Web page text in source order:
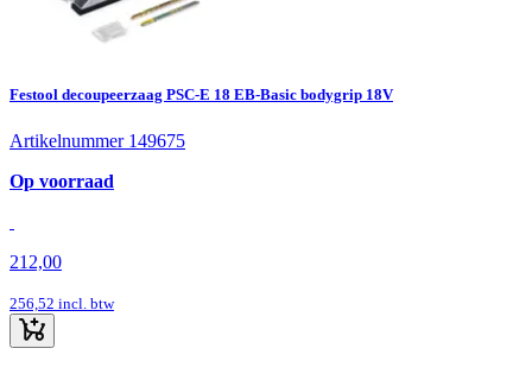
Festool decoupeerzaag PSC-E 18 EB-Basic bodygrip 18V
Artikelnummer 149675
Op voorraad
212,00
256,52 incl. btw